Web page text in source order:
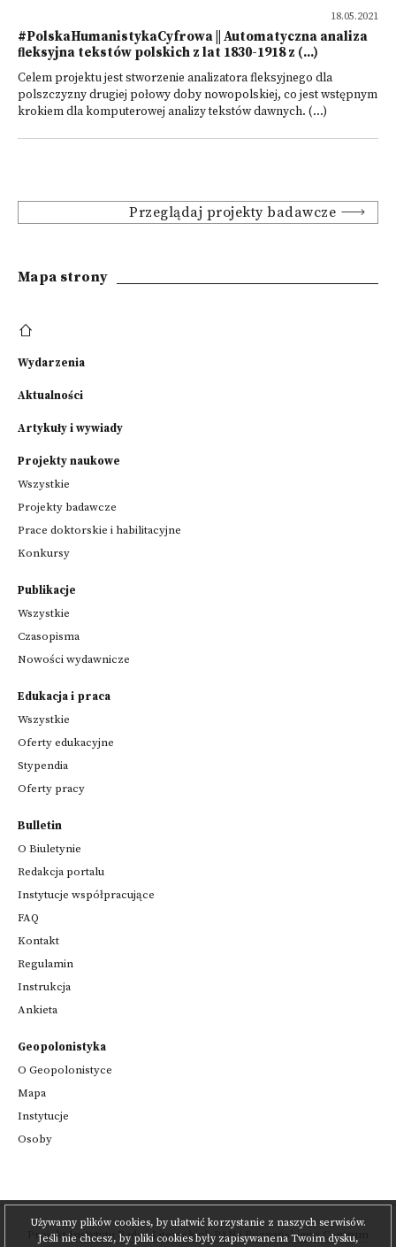
18.05.2021
#PolskaHumanistykaCyfrowa || Automatyczna analiza
ﬂeksyjna tekstów polskich z lat 1830-1918 z (...)
Celem projektu jest stworzenie analizatora fleksyjnego dla
polszczyzny drugiej połowy doby nowopolskiej, co jest wstępnym
krokiem dla komputerowej analizy tekstów dawnych. (...)
Przeglądaj projekty badawcze
Używamy plików cookies, by ułatwić korzystanie z naszych serwisów.
Jeśli nie chcesz, by pliki cookies były zapisywanena Twoim dysku,
Mapa strony
Wydarzenia
Aktualności
Artykuły i wywiady
Projekty naukowe
Wszystkie
Projekty badawcze
Prace doktorskie i habilitacyjne
Konkursy
Publikacje
Wszystkie
Czasopisma
Nowości wydawnicze
Edukacja i praca
Wszystkie
Oferty edukacyjne
Stypendia
Oferty pracy
Bulletin
O Biuletynie
Redakcja portalu
Instytucje współpracujące
FAQ
Kontakt
Regulamin
Instrukcja
Ankieta
Geopolonistyka
O Geopolonistyce
Mapa
Instytucje
Osoby
ProjektInstytutu Badań Literackich PANiPoznańskiego Centrum